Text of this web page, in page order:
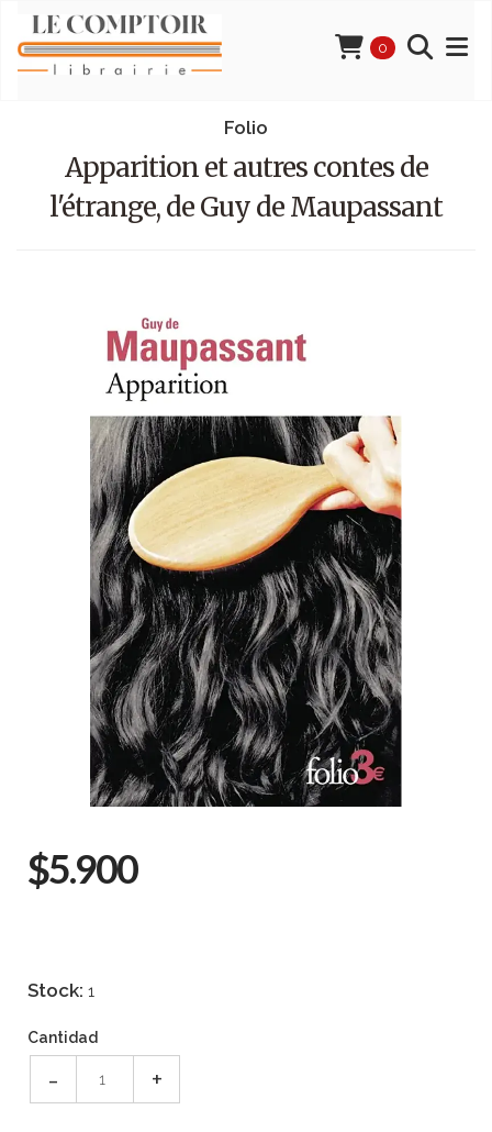
0
Folio
Apparition et autres contes de
l'étrange, de Guy de Maupassant
$5.900
Stock: 1
Cantidad
- +